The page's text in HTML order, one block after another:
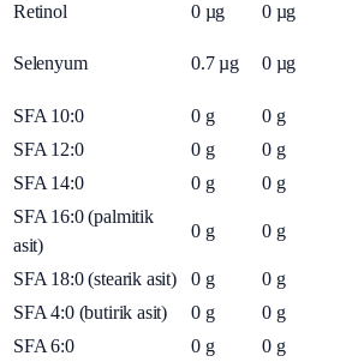
Retinol 0 µg 0 µg
Selenyum 0.7 µg 0 µg
SFA 10:0 0 g 0 g
SFA 12:0
0 g 0 g
SFA 14:0
0 g 0 g
SFA 16:0 (palmitik
asit)
0 g 0 g
SFA 18:0 (stearik asit) 0 g 0 g
SFA 4:0 (butirik asit)
0 g 0 g
SFA 6:0
0 g 0 g